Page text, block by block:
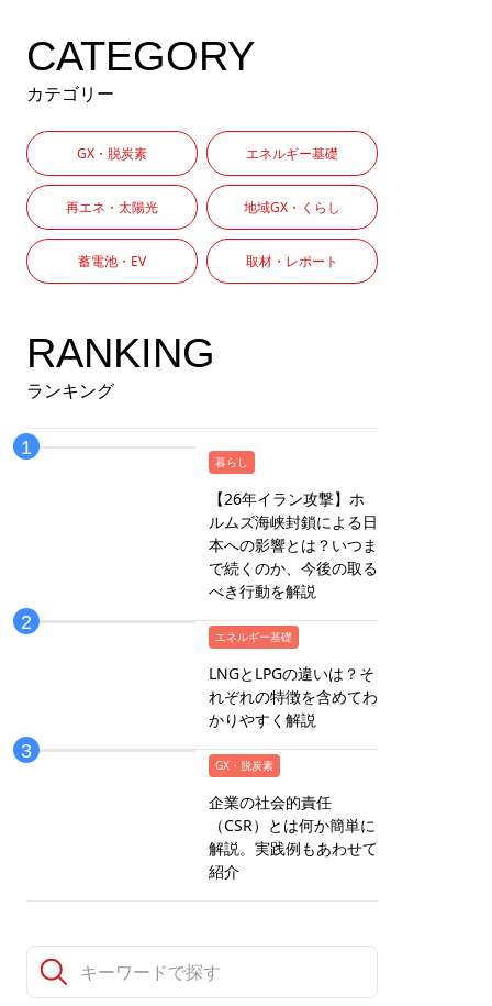
CATEGORY
カテゴリー
GX・脱炭素 エネルギー基礎
再エネ・太陽光 地域GX・くらし
蓄電池・EV 取材・レポート
RANKING
ランキング
暮らし
【26年イラン攻撃】ホ
ルムズ海峡封鎖による日
本への影響とは？いつま
で続くのか、今後の取る
べき行動を解説
エネルギー基礎
LNGとLPGの違いは？そ
れぞれの特徴を含めてわ
かりやすく解説
GX・脱炭素
企業の社会的責任
（CSR）とは何か簡単に
解説。実践例もあわせて
紹介